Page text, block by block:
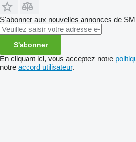
S'abonner aux nouvelles annonces de
S'abonner
En cliquant ici, vous acceptez notre
notre accord utilisateur.